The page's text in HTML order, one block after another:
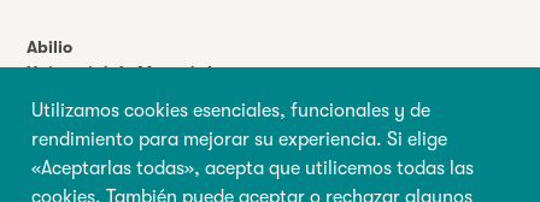
Utilizamos cookies esenciales, funcionales y de
rendimiento para mejorar su experiencia. Si elige
«Aceptarlas todas», acepta que utilicemos todas las
cookies. También puede aceptar o rechazar algunos
Abilio
Université de Montréal
GRIP-Abilio, Suite F-166
P.O. Box 6128, succursale Centre-ville
Montréal (Québec) H3C 3J7